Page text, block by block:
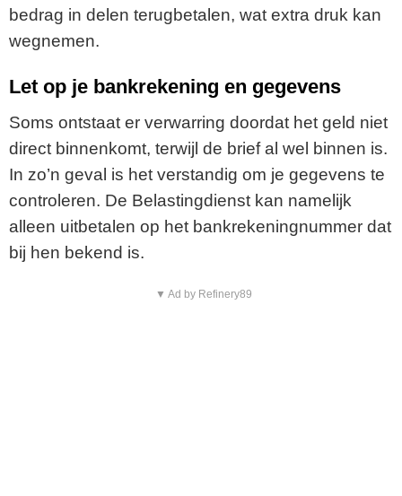
bedrag in delen terugbetalen, wat extra druk kan
wegnemen.
Let op je bankrekening en gegevens
Soms ontstaat er verwarring doordat het geld niet
direct binnenkomt, terwijl de brief al wel binnen is.
In zo’n geval is het verstandig om je gegevens te
controleren. De Belastingdienst kan namelijk
alleen uitbetalen op het bankrekeningnummer dat
bij hen bekend is.
▼ Ad by Refinery89